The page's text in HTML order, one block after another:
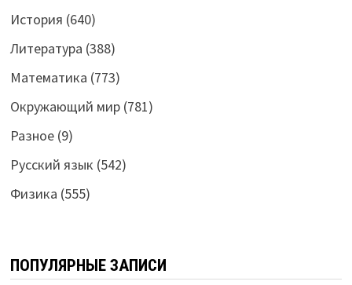
История (640)
Литература (388)
Математика (773)
Окружающий мир(781)
Разное(9)
Русский язык (542)
Физика (555)
ПОПУЛЯРНЫЕ ЗАПИСИ